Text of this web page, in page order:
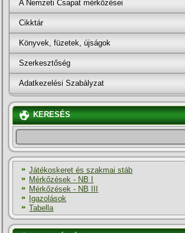
A Nemzeti Csapat mérkőzései
Cikktár
Könyvek, füzetek, újságok
Szerkesztőség
Adatkezelési Szabályzat
KERESÉS
Játékoskeret és szakmai stáb
Mérkőzések - NB I
Mérkőzések - NB III
Igazolások
Tabella